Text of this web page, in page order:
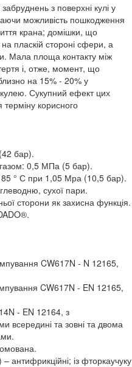
з поверхні кулі у
можливість пошкодження
крана; домішки, що
пласкій стороні сфери, а
Мала площа контакту між
і, отже, момент, що
на 15% - 20% у
Сукупний ефект цих
корисного
бар).
0,5 МПа (5 бар).
° С при 1,05 Мра (10,5 бар).
сухої пари.
сторони як захисна функція.
CW617N - N 12165,
CW617N - EN 12165,
- EN 12164, з
всередині та зовні та двома
антифрикційні; із фторкаучуку